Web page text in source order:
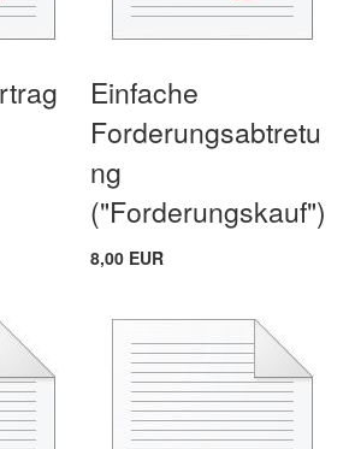
Einfache
Forderungsabtretu
ng
("Forderungskauf")
8,00 EUR